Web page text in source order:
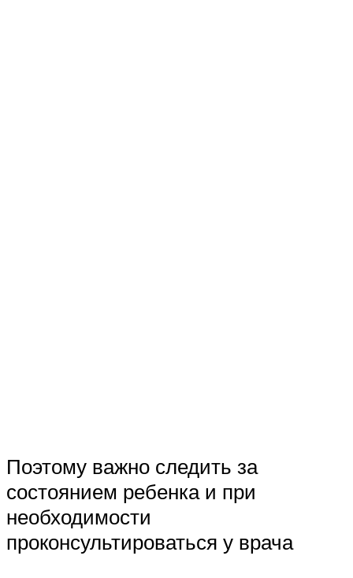
Поэтому важно следить за
состоянием ребенка и при
необходимости
проконсультироваться у врача